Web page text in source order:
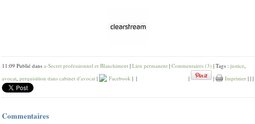
11:09 Publié dans a-Secret professionnel et Blanchiment | Lien permanent | Commentaires (3) | Tags : justice,
avocat, perquisition dans cabinet d'avocat | Facebook | | | | Imprimer | | |
Commentaires